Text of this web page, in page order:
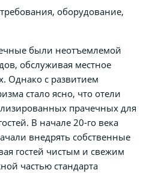
были неотъемлемой
обслуживая местное
Однако с развитием
стало ясно, что отели
прачечных для
В начале 20-го века
внедрять собственные
гостей чистым и свежим
частью стандарта